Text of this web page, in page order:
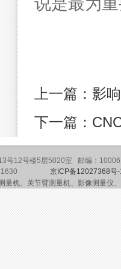
上一篇：影
下一篇：
号12号楼5层5020室 邮编：
67161630 京ICP备12027368号
量机、关节臂测量机、影像测量仪